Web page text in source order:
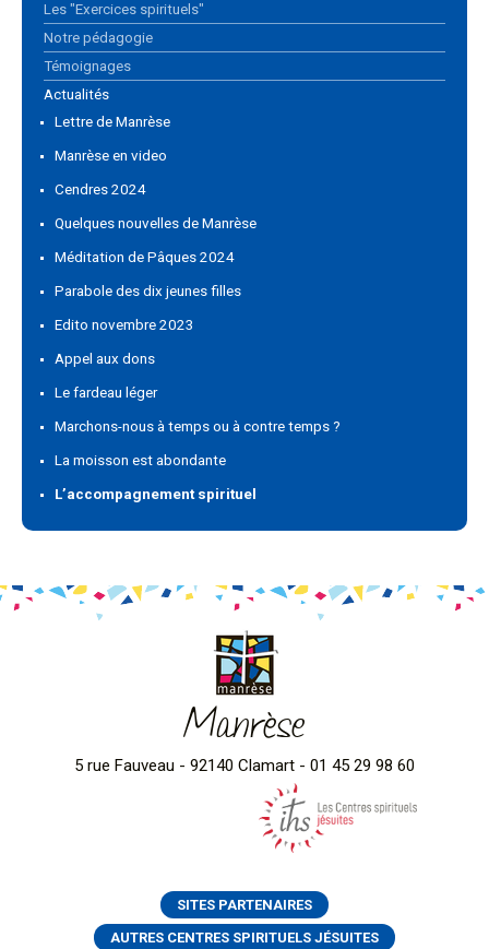
Les "Exercices spirituels"
Notre pédagogie
Témoignages
Actualités
Lettre de Manrèse
Manrèse en video
Cendres 2024
Quelques nouvelles de Manrèse
Méditation de Pâques 2024
Parabole des dix jeunes filles
Edito novembre 2023
Appel aux dons
Le fardeau léger
Marchons-nous à temps ou à contre temps ?
La moisson est abondante
L’accompagnement spirituel
Manrèse
5 rue Fauveau - 92140 Clamart - 01 45 29 98 60
SITES PARTENAIRES
AUTRES CENTRES SPIRITUELS JÉSUITES